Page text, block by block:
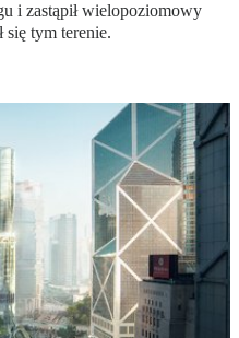
i zastąpił wielopoziomowy
się tym terenie.